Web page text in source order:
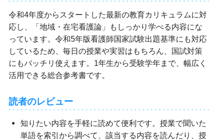
令和4年度からスタートした最新の教育カリキュラムに対
応し、「地域・在宅看護論」もしっかり学べる内容にな
っています。令和5年版看護師国家試験出題基準にも対応
しているため、毎日の授業や実習はもちろん、国試対策
にもバッチリ使えます。1年生から受験学年まで、幅広く
活用できる総合参考書です。
読者のレビュー
知りたい内容を手軽に読めて便利です。授業で聞いた
単語を索引から調べて、該当する内容を読んだり、授